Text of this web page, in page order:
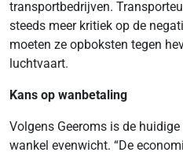
transportbedrijven.
steeds meer kritiek op de
moeten ze opboksten tegen
luchtvaart.
Kans op wanbetaling
Volgens Geeroms is de
wankel evenwicht. “De